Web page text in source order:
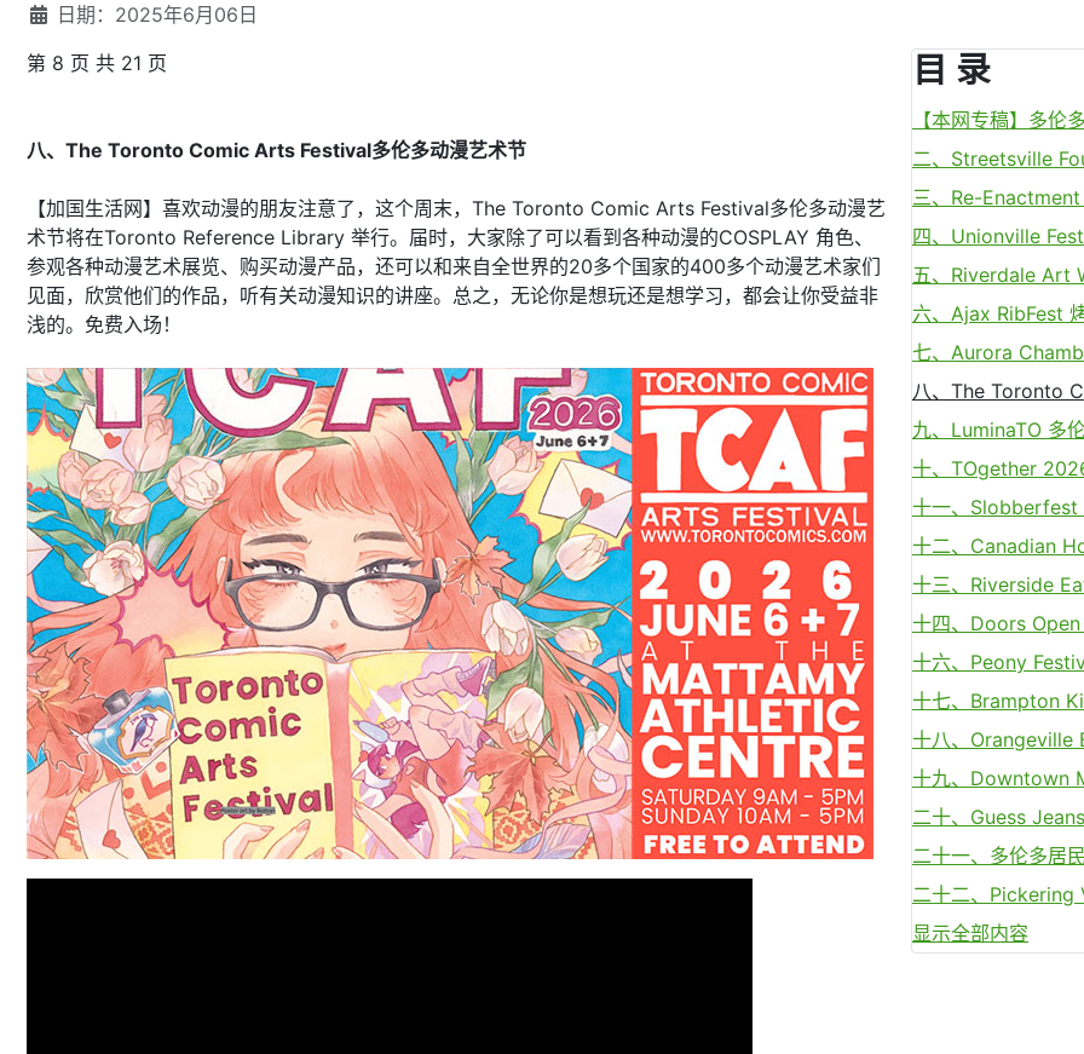
日期：2025年6月06日
目 录
【本网专稿】多
二、Streetsville
三、Re-
四、Unionville
五、Riverdale Art
六、Ajax RibFest
七、Aurora
八、The Toronto
九、LuminaTO 多
十、TOgether
十一、Slobberfest
十二、Canadian
十三、Riverside
十四、Doors
十六、Peony
十七、Brampton
十八、Orangeville
十九、Downtown
二十、Guess
二十一、多伦多居
二十二、Pickering
显示全部内容
第 8 页 共 21 页
八、The Toronto Comic Arts Festival多伦多动漫艺术节
【加国生活网】喜欢动漫的朋友注意了，这个周末，The Toronto Comic Arts Festival多伦多动漫艺
术节将在Toronto Reference Library 举行。届时，大家除了可以看到各种动漫的COSPLAY 角色、
参观各种动漫艺术展览、购买动漫产品，还可以和来自全世界的20多个国家的400多个动漫艺术家们
见面，欣赏他们的作品，听有关动漫知识的讲座。总之，无论你是想玩还是想学习，都会让你受益非
浅的。免费入场！